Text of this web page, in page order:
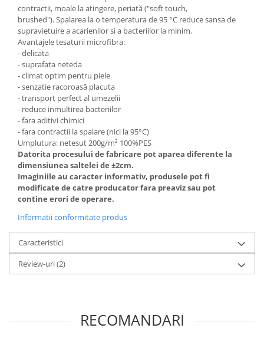
contractii, moale la atingere, periată ("soft touch,
brushed"). Spalarea la o temperatura de 95 °C reduce sansa de
supravietuire a acarienilor si a bacteriilor la minim.
Avantajele tesaturii microfibra:
- delicata
- suprafata neteda
- climat optim pentru piele
- senzatie racoroasă placuta
- transport perfect al umezelii
- reduce inmultirea bacteriilor
- fara aditivi chimici
- fara contractii la spalare (nici la 95°C)
Umplutura: netesut 200g/m² 100%PES
Datorita procesului de fabricare pot aparea diferente la
dimensiunea saltelei de ±2cm.
Imaginiile au caracter informativ, produsele pot fi
modificate de catre producator fara preaviz sau pot
contine erori de operare.
Informatii conformitate produs
Caracteristici
Review-uri(2)
RECOMANDARI